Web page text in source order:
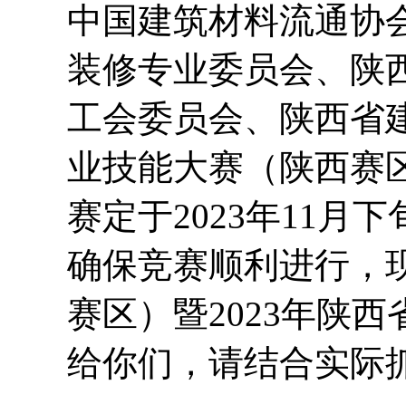
中国建筑材料流通协
装修专业委员会、陕
工会委员会、陕西省
业技能大赛（陕西赛
赛定于2023年11月
确保竞赛顺利进行，
赛区）暨2023年陕
给你们，请结合实际